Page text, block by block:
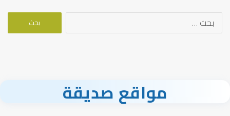
البحث
مواقع صديقة